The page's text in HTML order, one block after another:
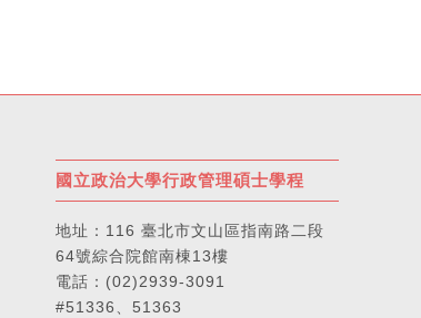
國立政治大學行政管理碩士學程
地址： 116 臺北市文山區指南路二段
64號綜合院館南棟13樓
電話： (02)2939-3091
#51336、51363